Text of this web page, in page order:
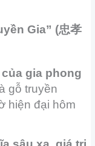
Gia” (忠孝
gia phong
gỗ truyền
hiện đại hôm